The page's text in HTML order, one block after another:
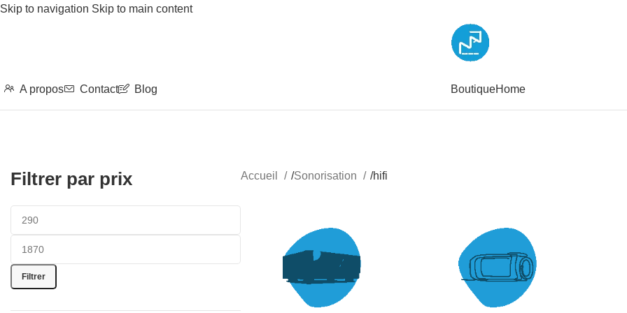
Skip to navigation Skip to main content
A propos Contact Blog BoutiqueHome
Filtrer par prix
Filtrer
Accueil /Sonorisation /hifi